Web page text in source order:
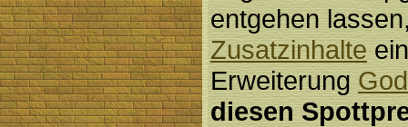
entgehen
Zusatzinhalte
Erweiterung
diesen